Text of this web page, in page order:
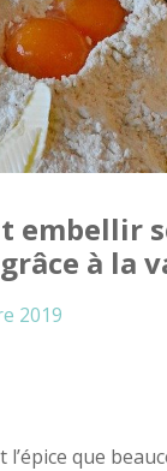
embellir
à la
2019
l’épice que